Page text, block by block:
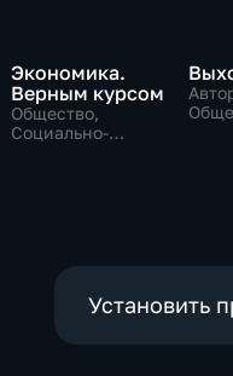
Экономика.
Верным курсом
Общество,
Социально-
Установить